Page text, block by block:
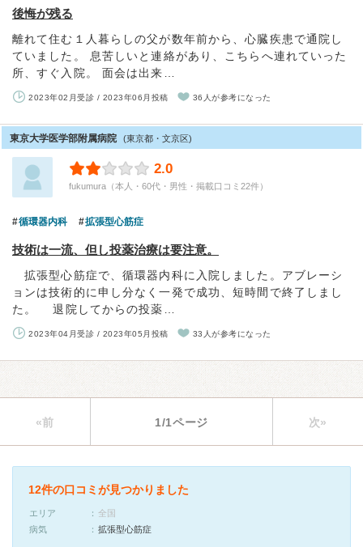
後悔が残る
離れて住む１人暮らしの父が数年前から、心臓疾患で通院し
ていました。 息苦しいと連絡があり、こちらへ連れていった
所、すぐ入院。 面会は出来…
2023年02月受診 / 2023年06月投稿 36人が参考になった
東京大学医学部附属病院 (東京都・文京区)
2.0
fukumura（本人・60代・男性・掲載口コミ22件）
循環器内科 拡張型心筋症
技術は一流、但し投薬治療は要注意。
拡張型心筋症で、循環器内科に入院しました。アブレーシ
ョンは技術的に申し分なく一発で成功、短時間で終了しまし
た。 退院してからの投薬…
2023年04月受診 / 2023年05月投稿 33人が参考になった
«前 1/1ページ 次»
12件の口コミが見つかりました
エリア
全国
病気
拡張型心筋症